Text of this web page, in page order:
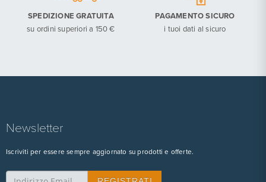
SPEDIZIONE GRATUITA
su ordini superiori a 150 €
PAGAMENTO SICURO
i tuoi dati al sicuro
Newsletter
Iscriviti per essere sempre aggiornato su prodotti e offerte.